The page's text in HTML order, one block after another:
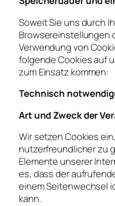
Soweit Sie uns durch
Browsereinstellungen
Verwendung von
folgende Cookies auf
zum Einsatz kommen:
Technisch
Art und Zweck der
Wir setzen Cookies
nutzerfreundlicher zu
Elemente unserer
es, dass der
einem Seitenwechsel
kann.